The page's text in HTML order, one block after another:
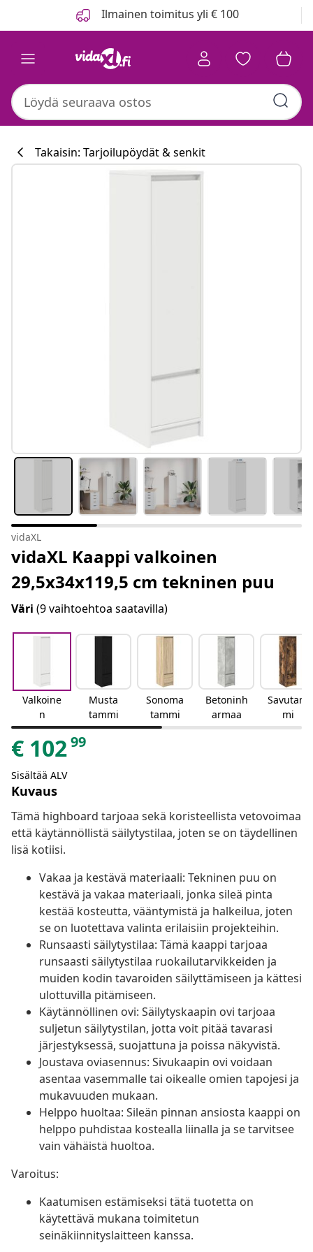
Ilmainen toimitus yli € 100
Takaisin: Tarjoilupöydät & senkit
vidaXL
vidaXL Kaappi valkoinen
29,5x34x119,5 cm tekninen puu
Väri (9 vaihtoehtoa saatavilla)
Valkoine
n
Musta
tammi
Sonoma
tammi
Betoninh
armaa
Savutam
mi
€ 10299
Sisältää ALV
Kuvaus
Tämä highboard tarjoaa sekä koristeellista vetovoimaa
että käytännöllistä säilytystilaa, joten se on täydellinen
lisä kotiisi.
Vakaa ja kestävä materiaali: Tekninen puu on
kestävä ja vakaa materiaali, jonka sileä pinta
kestää kosteutta, vääntymistä ja halkeilua, joten
se on luotettava valinta erilaisiin projekteihin.
Runsaasti säilytystilaa: Tämä kaappi tarjoaa
runsaasti säilytystilaa ruokailutarvikkeiden ja
muiden kodin tavaroiden säilyttämiseen ja kättesi
ulottuvilla pitämiseen.
Käytännöllinen ovi: Säilytyskaapin ovi tarjoaa
suljetun säilytystilan, jotta voit pitää tavarasi
järjestyksessä, suojattuna ja poissa näkyvistä.
Joustava oviasennus: Sivukaapin ovi voidaan
asentaa vasemmalle tai oikealle omien tapojesi ja
mukavuuden mukaan.
Helppo huoltaa: Sileän pinnan ansiosta kaappi on
helppo puhdistaa kostealla liinalla ja se tarvitsee
vain vähäistä huoltoa.
Varoitus:
Kaatumisen estämiseksi tätä tuotetta on
käytettävä mukana toimitetun
seinäkiinnityslaitteen kanssa.